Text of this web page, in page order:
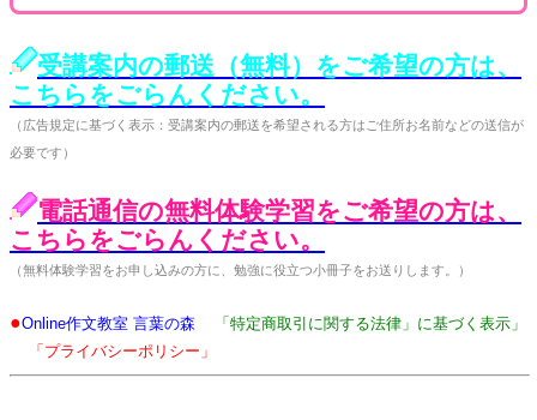
受講案内の郵送（無料）をご希望の方は、
こちらをごらんください。
（広告規定に基づく表示：受講案内の郵送を希望される方はご住所お名前などの送信が
必要です）
電話通信の無料体験学習をご希望の方は、
こちらをごらんください。
（無料体験学習をお申し込みの方に、勉強に役立つ小冊子をお送りします。）
●Online作文教室 言葉の森
「特定商取引に関する法律」に基づく表示」
「プライバシーポリシー」